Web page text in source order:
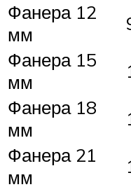
Фанера 12
мм
Фанера 15
мм
Фанера 18
мм
Фанера 21
мм